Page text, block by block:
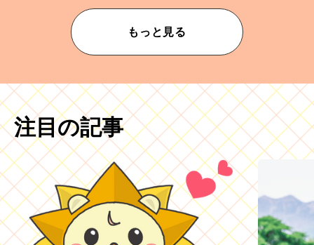
もっと見る
注目の記事